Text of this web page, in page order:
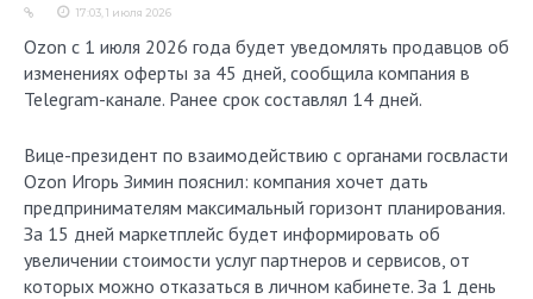
17:03, 1 июля 2026
Ozon с 1 июля 2026 года будет уведомлять продавцов об
изменениях оферты за 45 дней, сообщила компания в
Telegram-канале. Ранее срок составлял 14 дней.
Вице-президент по взаимодействию с органами госвласти
Ozon Игорь Зимин пояснил: компания хочет дать
предпринимателям максимальный горизонт планирования.
За 15 дней маркетплейс будет информировать об
увеличении стоимости услуг партнеров и сервисов, от
которых можно отказаться в личном кабинете. За 1 день